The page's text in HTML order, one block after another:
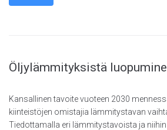
Öljylämmityksistä
Kansallinen tavoite vuoteen 2030
kiinteistöjen omistajia lämmitystavan
Tiedottamalla eri lämmitystavoista ja